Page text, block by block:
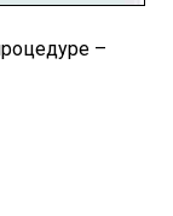
–